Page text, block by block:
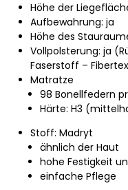
Höhe der
Aufbewahrung: ja
Höhe des
Vollpolsterung: ja
Faserstoff –
Matratze
98 Bonellfedern
Härte: H3
Stoff: Madryt
ähnlich der Haut
hohe Festigkeit
einfache Pflege